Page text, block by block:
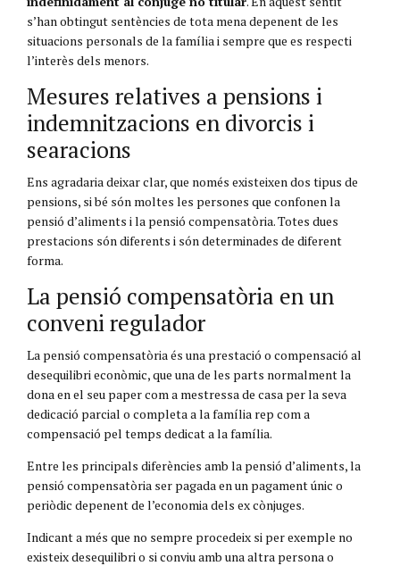
s’han obtingut sentències de tota mena depenent de les
situacions personals de la família i sempre que es respecti
l’interès dels menors.
Mesures relatives a pensions i
indemnitzacions en divorcis i
searacions
Ens agradaria deixar clar, que només existeixen dos tipus de
pensions, si bé són moltes les persones que confonen la
pensió d’aliments i la pensió compensatòria. Totes dues
prestacions són diferents i són determinades de diferent
forma.
La pensió compensatòria en un
conveni regulador
La pensió compensatòria és una prestació o compensació al
desequilibri econòmic, que una de les parts normalment la
dona en el seu paper com a mestressa de casa per la seva
dedicació parcial o completa a la família rep com a
compensació pel temps dedicat a la família.
Entre les principals diferències amb la pensió d’aliments, la
pensió compensatòria ser pagada en un pagament únic o
periòdic depenent de l’economia dels ex cònjuges.
Indicant a més que no sempre procedeix si per exemple no
existeix desequilibri o si conviu amb una altra persona o